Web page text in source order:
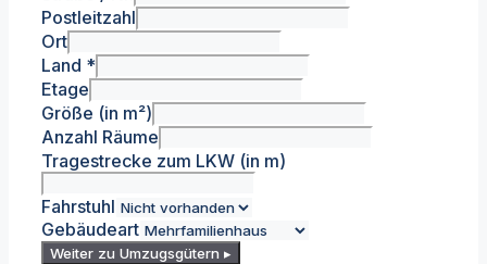
Postleitzahl
Ort
Land *
Etage
Größe (in m²)
Anzahl Räume
Tragestrecke zum LKW (in m)
Fahrstuhl
Gebäudeart
Weiter zu Umzugsgütern ▸